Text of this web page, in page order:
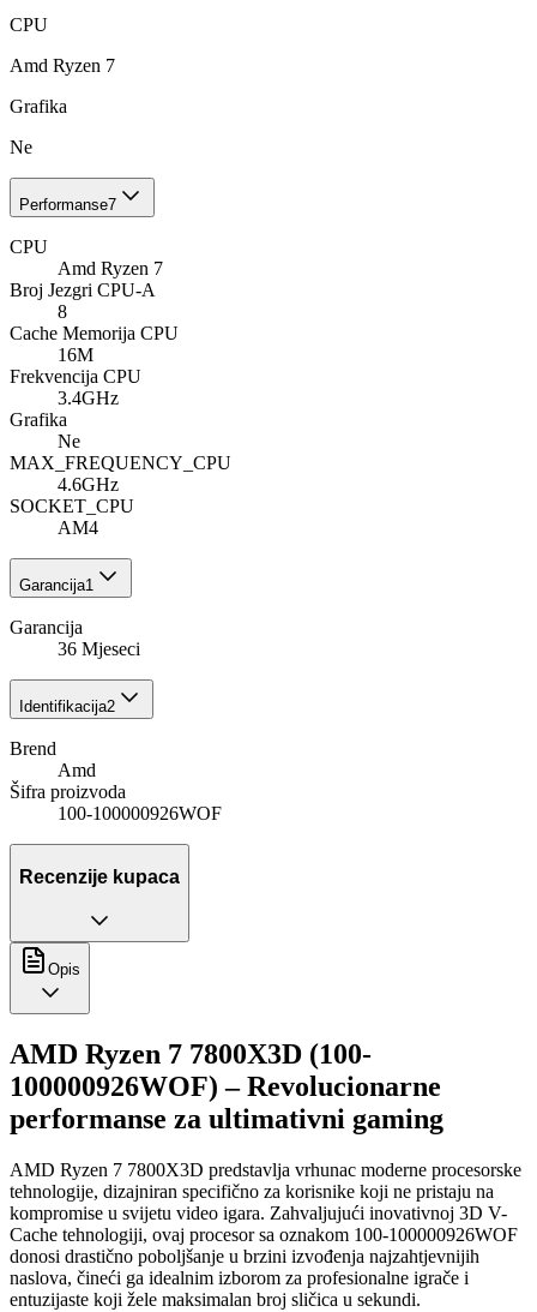
CPU
Amd Ryzen 7
Grafika
Ne
Performanse7
CPU
Amd Ryzen 7
Broj Jezgri CPU-A
8
Cache Memorija CPU
16M
Frekvencija CPU
3.4GHz
Grafika
Ne
MAX_FREQUENCY_CPU
4.6GHz
SOCKET_CPU
AM4
Garancija1
Garancija
36 Mjeseci
Identifikacija2
Brend
Amd
Šifra proizvoda
100-100000926WOF
Recenzije kupaca
Opis
AMD Ryzen 7 7800X3D (100-
100000926WOF) – Revolucionarne
performanse za ultimativni gaming
AMD Ryzen 7 7800X3D predstavlja vrhunac moderne procesorske
tehnologije, dizajniran specifično za korisnike koji ne pristaju na
kompromise u svijetu video igara. Zahvaljujući inovativnoj 3D V-
Cache tehnologiji, ovaj procesor sa oznakom 100-100000926WOF
donosi drastično poboljšanje u brzini izvođenja najzahtjevnijih
naslova, čineći ga idealnim izborom za profesionalne igrače i
entuzijaste koji žele maksimalan broj sličica u sekundi.